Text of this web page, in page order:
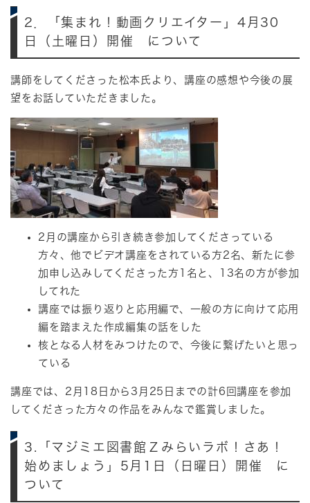
2．「集まれ！動画クリエイター」4月30
日（土曜日）開催 について
講師をしてくださった松本氏より、講座の感想や今後の展
望をお話していただきました。
2月の講座から引き続き参加してくださっている
方々、他でビデオ講座をされている方2名、新たに参
加申し込みしてくださった方1名と、13名の方が参加
してれた
講座では振り返りと応用編で、一般の方に向けて応用
編を踏まえた作成編集の話をした
核となる人材をみつけたので、今後に繋げたいと思っ
ている
講座では、2月18日から3月25日までの計6回講座を参加
してくださった方々の作品をみんなで鑑賞しました。
3.「マジミエ図書館Ｚみらいラボ！さあ！
始めましょう」5月1日（日曜日）開催 に
ついて